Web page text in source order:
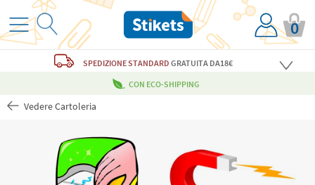
0
SPEDIZIONE STANDARD GRATUITADA18€
CON ECO-SHIPPING
Vedere Cartoleria